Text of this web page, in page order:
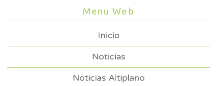
Menu Web
Inicio
Noticias
Noticias Altiplano